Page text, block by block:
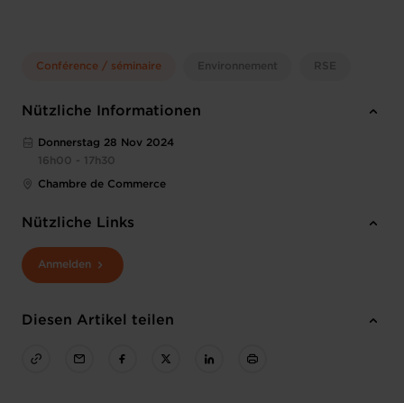
Conférence / séminaire Environnement RSE
Nützliche Informationen
Donnerstag 28 Nov 2024
16h00 - 17h30
Chambre de Commerce
Nützliche Links
Anmelden
Diesen Artikel teilen